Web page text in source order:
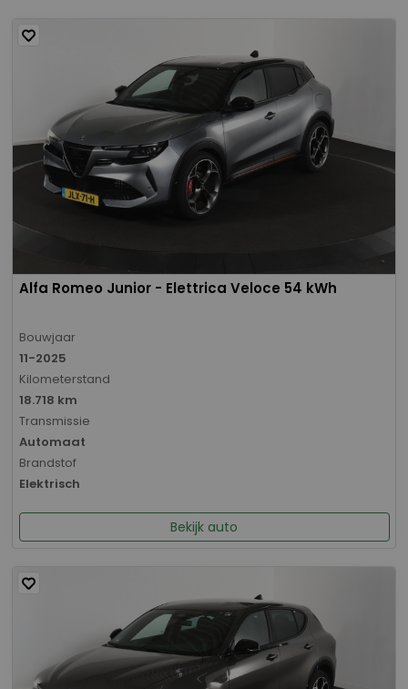
Alfa Romeo Junior - Elettrica Veloce 54 kWh
Bouwjaar
11-2025
Kilometerstand
18.718 km
Transmissie
Automaat
Brandstof
Elektrisch
Bekijk auto